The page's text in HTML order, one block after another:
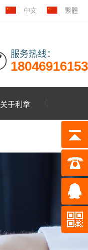
中文 繁體
服务热线：
18046916153
关于利拿